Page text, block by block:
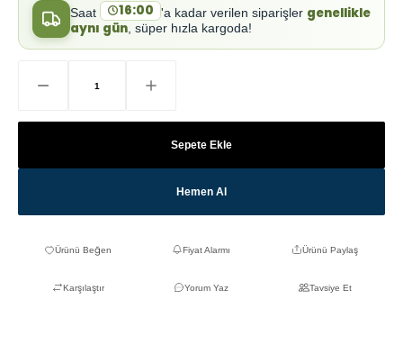
Saat 16:00 'a kadar verilen siparişler genellikle
aynı gün, süper hızla kargoda!
Sepete Ekle
Hemen Al
Fiyat Alarmı Ürünü Paylaş
Karşılaştır Yorum Yaz Tavsiye Et